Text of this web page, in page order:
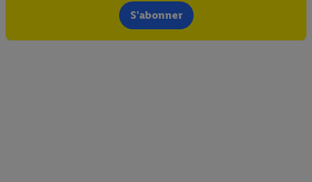
S'abonner
ligne spécial à partir de l’adresse e-mail fournie ici afin de
pouvoir vous reconnaître dans les services exploités par des
tiers et pour afficher des publicités personnalisées. À cette fin,